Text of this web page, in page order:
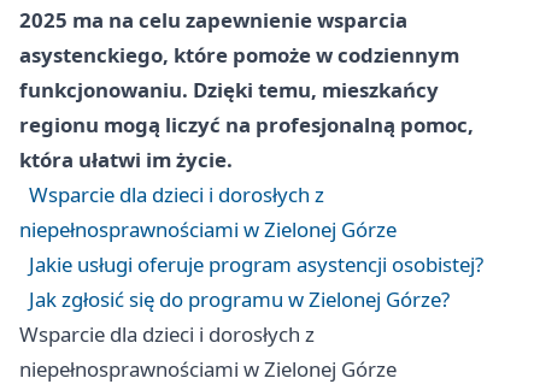
2025 ma na celu zapewnienie wsparcia
asystenckiego, które pomoże w codziennym
funkcjonowaniu. Dzięki temu, mieszkańcy
regionu mogą liczyć na profesjonalną pomoc,
która ułatwi im życie.
Wsparcie dla dzieci i dorosłych z
niepełnosprawnościami w Zielonej Górze
Jakie usługi oferuje program asystencji osobistej?
Jak zgłosić się do programu w Zielonej Górze?
Wsparcie dla dzieci i dorosłych z
niepełnosprawnościami w Zielonej Górze